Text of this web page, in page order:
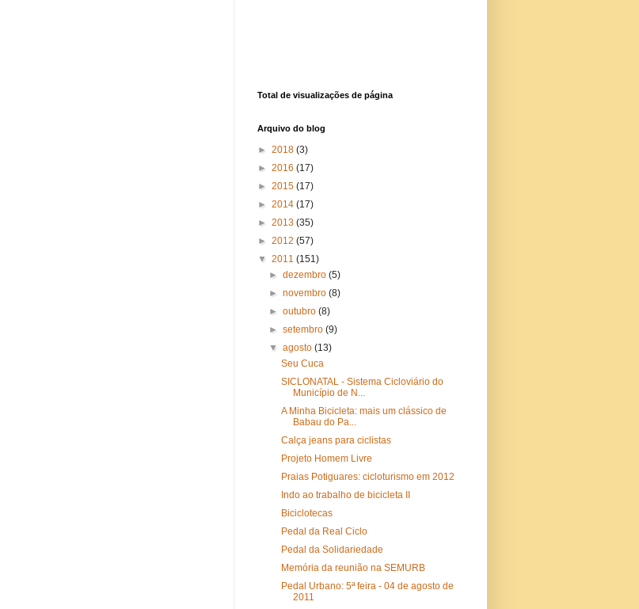
Total de visualizações de página
Arquivo do blog
► 2018 (3)
► 2016 (17)
► 2015 (17)
► 2014 (17)
► 2013 (35)
► 2012 (57)
▼ 2011 (151)
►dezembro(5)
►novembro(8)
►outubro(8)
►setembro(9)
▼agosto(13)
Seu Cuca
SICLONATAL - Sistema Cicloviário do
Município de N...
A Minha Bicicleta: mais um clássico de
Babau do Pa...
Calça jeans para ciclistas
Projeto Homem Livre
Praias Potiguares: cicloturismo em 2012
Indo ao trabalho de bicicleta II
Biciclotecas
Pedal da Real Ciclo
Pedal da Solidariedade
Memória da reunião na SEMURB
Pedal Urbano: 5ª feira - 04 de agosto de
2011